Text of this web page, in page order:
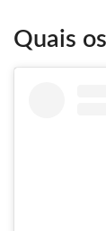
Quais